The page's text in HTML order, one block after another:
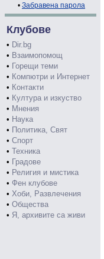
• Забравена парола
Клубове
• Dir.bg
• Взаимопомощ
• Горещи теми
• Компютри и Интернет
• Контакти
• Култура и изкуство
• Мнения
• Наука
• Политика, Свят
• Спорт
• Техника
• Градове
• Религия и мистика
• Фен клубове
• Хоби, Развлечения
• Общества
• Я, архивите са живи